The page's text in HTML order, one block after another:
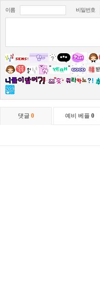
이름 비밀번호
댓글 0 예비 베플 0